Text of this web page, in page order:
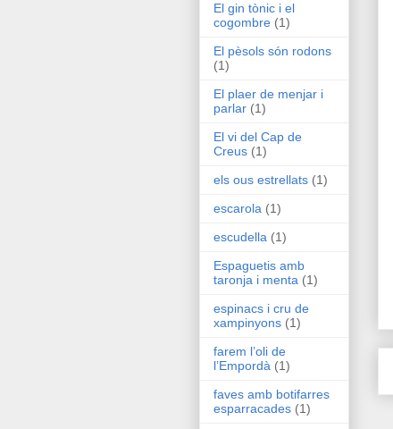
El gin tònic i el
cogombre (1)
El pèsols són rodons
(1)
El plaer de menjar i
parlar (1)
El vi del Cap de
Creus (1)
els ous estrellats (1)
escarola (1)
escudella (1)
Espaguetis amb
taronja i menta (1)
espinacs i cru de
xampinyons (1)
farem l’oli de
l’Empordà (1)
faves amb botifarres
esparracades (1)